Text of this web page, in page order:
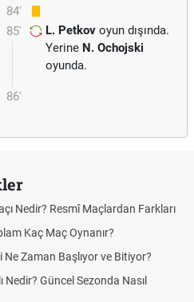
84'
85'
L. Petkov oyun dışında.
Yerine N. Ochojski
oyunda.
86'
Nedir? Resmî Maçlardan Farkları
Kaç Maç Oynanır?
Zaman Başlıyor ve Bitiyor?
Nedir? Güncel Sezonda Nasıl